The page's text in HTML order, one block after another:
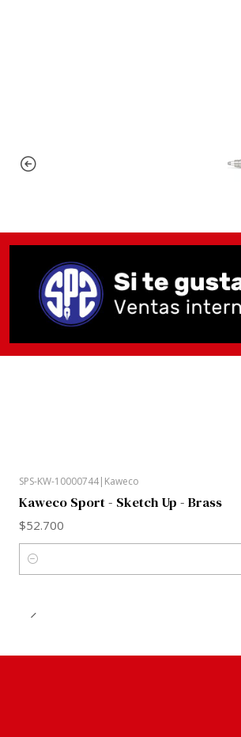
SPS-KW-10000744| Kaweco
Kaweco Sport - Sketch Up - Brass
$52.700
Cantidad